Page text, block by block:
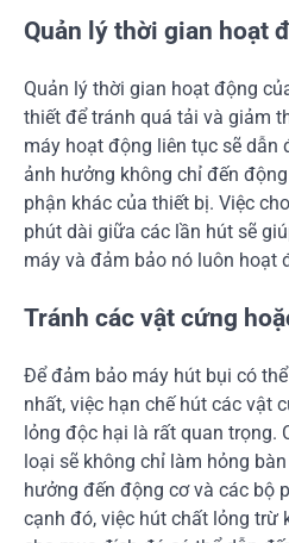
Quản lý thời gian hoạt
Quản lý thời gian hoạt động
thiết để tránh quá tải và giảm
máy hoạt động liên tục sẽ dẫn
ảnh hưởng không chỉ đến
phận khác của thiết bị. Việc
phút dài giữa các lần hút sẽ
máy và đảm bảo nó luôn hoạt
Tránh các vật cứng
Để đảm bảo máy hút bụi có
nhất, việc hạn chế hút các vật
lỏng độc hại là rất quan trọng.
loại sẽ không chỉ làm hỏng
hưởng đến động cơ và các bộ
cạnh đó, việc hút chất lỏng trừ